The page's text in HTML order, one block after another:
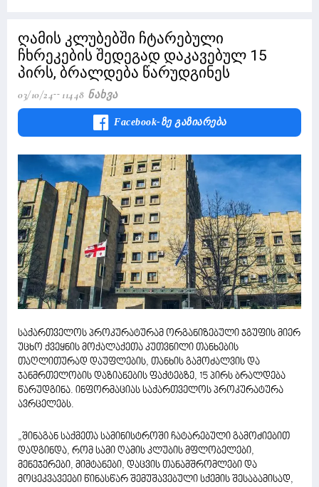
ღამის კლუბებში ჩტარებული
ჩხრეკების შედეგად დაკავებულ 15
პირს, ბრალდება წარუდგინეს
03/10/24 11448 Ნახვა
Facebook-Ზე Გაზიარება
საქართველოს პროკურატურამ ორგანიზებული ჯგუფის მიერ
უცხო ქვეყნის მოქალაქეთა კუთვნილი თანხების
თაღლითურად დაუფლების, თანხის გამოძალვის და
ჯანმრთელობის დაზიანების ფაქტებზე, 15 პირს ბრალდება
წარუდგინა. ინფორმაციას საქართველოს პროკურატურა
ავრცელებს.
„შინაგან საქმეთა სამინისტროში ჩატარებული გამოძიებით
დადგინდა, რომ სამი ღამის კლუბის მფლობელები,
მენეჯერები, მიმტანები, დაცვის თანამშრომლები და
მოცეკვავეები წინასწარ შემუშავებული სქემის შესაბამისად,